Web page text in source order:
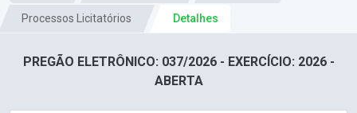
Processos Licitatórios Detalhes
PREGÃO ELETRÔNICO: 037/2026 - EXERCÍCIO: 2026 -
ABERTA